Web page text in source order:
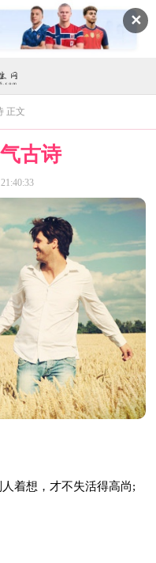
✕
正文
古诗
着想，才不失活得高尚;